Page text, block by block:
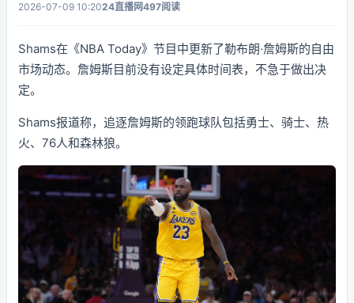
2026-07-09 10:2024直播网497阅读
Shams在《NBA Today》节目中更新了勒布朗·詹姆斯的自由
市场动态。詹姆斯目前没有设定具体时间表，不急于做出决
定。
Shams报道称，追逐詹姆斯的领跑球队包括勇士、骑士、热
火、76人和森林狼。